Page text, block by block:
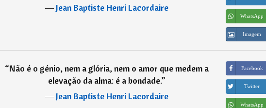
―Jean Baptiste Henri Lacordaire
WhatsApp
Imagem
“Não é o génio, nem a glória, nem o amor que medem a
elevação da alma: é a bondade.”
―Jean Baptiste Henri Lacordaire
Facebook
Twitter
WhatsApp